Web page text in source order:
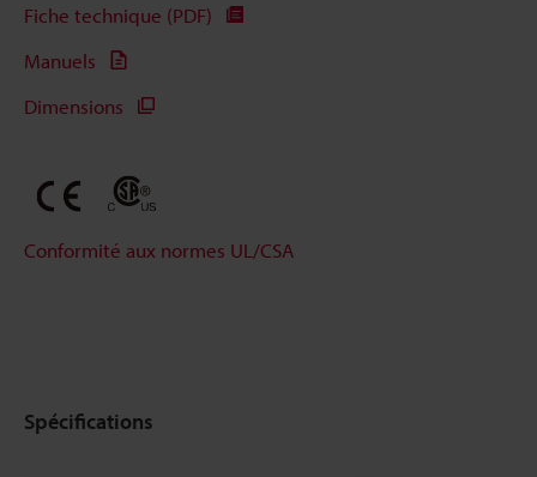
Fiche technique (PDF)
Manuels
Dimensions
Conformité aux normes UL/CSA
Spécifications